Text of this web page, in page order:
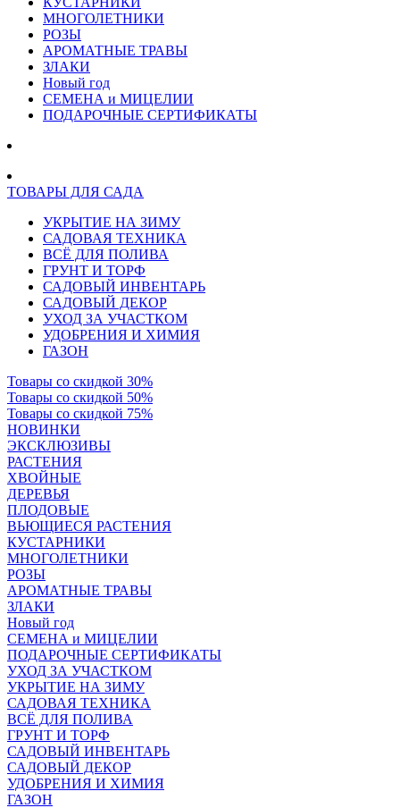
МНОГОЛЕТНИКИ
РОЗЫ
АРОМАТНЫЕ ТРАВЫ
ЗЛАКИ
Новый год
СЕМЕНА и МИЦЕЛИИ
ПОДАРОЧНЫЕ СЕРТИФИКАТЫ
ТОВАРЫ ДЛЯ САДА
УКРЫТИЕ НА ЗИМУ
САДОВАЯ ТЕХНИКА
ВСЁ ДЛЯ ПОЛИВА
ГРУНТ И ТОРФ
САДОВЫЙ ИНВЕНТАРЬ
САДОВЫЙ ДЕКОР
УХОД ЗА УЧАСТКОМ
УДОБРЕНИЯ И ХИМИЯ
ГАЗОН
Товары со скидкой 30%
Товары со скидкой 50%
Товары со скидкой 75%
НОВИНКИ
ЭКСКЛЮЗИВЫ
РАСТЕНИЯ
ХВОЙНЫЕ
ДЕРЕВЬЯ
ПЛОДОВЫЕ
ВЬЮЩИЕСЯ РАСТЕНИЯ
КУСТАРНИКИ
МНОГОЛЕТНИКИ
РОЗЫ
АРОМАТНЫЕ ТРАВЫ
ЗЛАКИ
Новый год
СЕМЕНА и МИЦЕЛИИ
ПОДАРОЧНЫЕ СЕРТИФИКАТЫ
УХОД ЗА УЧАСТКОМ
УКРЫТИЕ НА ЗИМУ
САДОВАЯ ТЕХНИКА
ВСЁ ДЛЯ ПОЛИВА
ГРУНТ И ТОРФ
САДОВЫЙ ИНВЕНТАРЬ
САДОВЫЙ ДЕКОР
УДОБРЕНИЯ И ХИМИЯ
ГАЗОН